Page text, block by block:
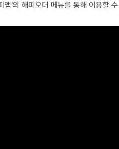
’의 해피오더 메뉴를 통해 이용할